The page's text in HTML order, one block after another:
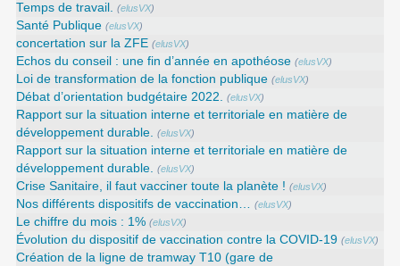
Temps de travail. (elusVX)
Santé Publique (elusVX)
concertation sur la ZFE (elusVX)
Echos du conseil : une fin d’année en apothéose (elusVX)
Loi de transformation de la fonction publique (elusVX)
Débat d’orientation budgétaire 2022. (elusVX)
Rapport sur la situation interne et territoriale en matière de
développement durable. (elusVX)
Rapport sur la situation interne et territoriale en matière de
développement durable. (elusVX)
Crise Sanitaire, il faut vacciner toute la planète ! (elusVX)
Nos différents dispositifs de vaccination… (elusVX)
Le chiffre du mois : 1% (elusVX)
Évolution du dispositif de vaccination contre la COVID-19 (elusVX)
Création de la ligne de tramway T10 (gare de